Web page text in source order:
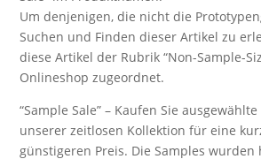
Um denjenigen, die nicht die
Suchen und Finden dieser Artikel zu
diese Artikel der Rubrik “Non-Sample-
Onlineshop zugeordnet.
“Sample Sale” – Kaufen Sie
unserer zeitlosen Kollektion für eine
günstigeren Preis. Die Samples wurden